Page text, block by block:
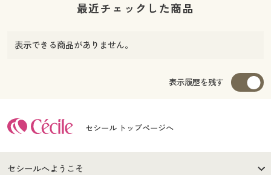
最近チェックした商品
表示できる商品がありません。
表示履歴を残す
セシール トップページへ
セシールへようこそ